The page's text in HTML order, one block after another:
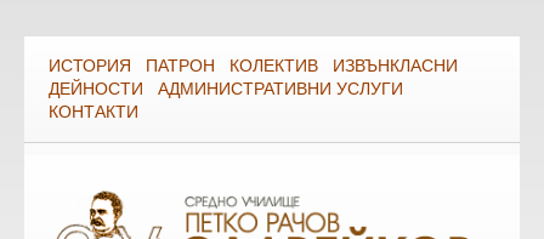
ИСТОРИЯ ПАТРОН КОЛЕКТИВ
ИЗВЪНКЛАСНИ
ДЕЙНОСТИ
АДМИНИСТРАТИВНИ УСЛУГИ
КОНТАКТИ